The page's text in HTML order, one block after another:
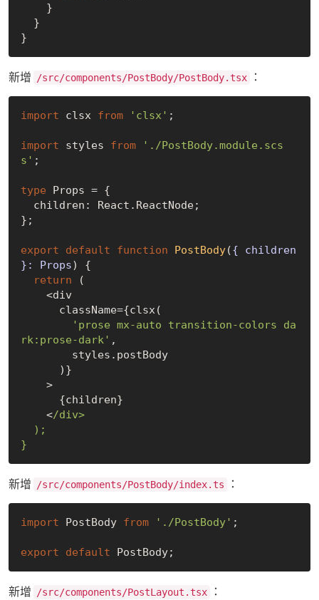
新增 /src/components/PostBody/PostBody.tsx ：
import clsx from 'clsx' ;
import styles from
'./PostBody.module.scs
s' ;
type Props = {
};
export default function PostBody({ children
}: Props) {
return (
'prose mx-auto transition-colors da
rk:prose-dark' ,
    <
/div>
新增 /src/components/PostBody/index.ts ：
import PostBody from './PostBody' ;
export default
新增 /src/components/PostLayout.tsx ：